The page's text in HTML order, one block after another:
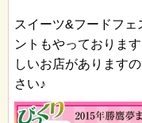
スイーツ&フードフ
ントもやっておりま
しいお店があります
さい♪